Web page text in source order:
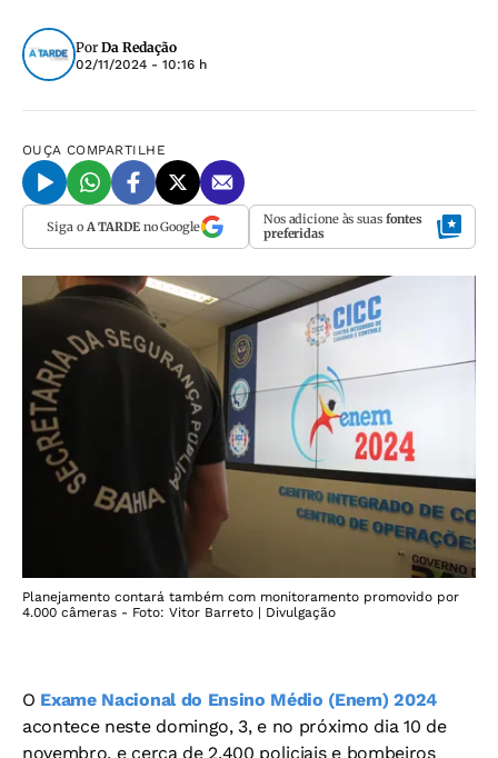
Por Da Redação
02/11/2024 - 10:16 h
OUÇA COMPARTILHE
Siga o A TARDEno Google Nos adicione às suas fontes
preferidas
Planejamento contará também com monitoramento promovido por
4.000 câmeras - Foto: Vitor Barreto | Divulgação
O Exame Nacional do Ensino Médio (Enem) 2024
acontece neste domingo, 3, e no próximo dia 10 de
novembro, e cerca de 2.400 policiais e bombeiros